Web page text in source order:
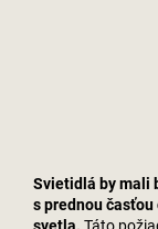
Svietidlá by mali
s prednou
svetla. Táto